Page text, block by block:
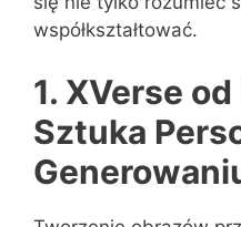
współkształtować.
1. XVerse
Sztuka